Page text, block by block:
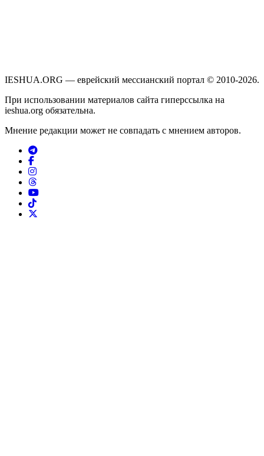
IESHUA.ORG — еврейский мессианский портал © 2010-2026.
При использовании материалов сайта гиперссылка на
ieshua.org обязательна.
Мнение редакции может не совпадать с мнением авторов.